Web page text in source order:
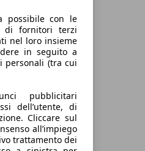
possibile con le
di fornitori terzi
nel loro insieme
in seguito a
personali (tra cui
pubblicitari
dell’utente, di
Cliccare sul
all’impiego
trattamento dei